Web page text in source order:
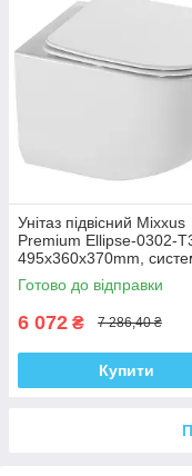
Унітаз підвісний Mixxus
Premium Ellipse-0302-
495x360x370mm,
змиву Tornado 3.0
Готово до відправки
6 072 ₴ 7 286,40 ₴
Купити